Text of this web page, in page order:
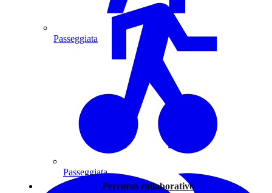
Passeggiata
Percorso collaborativo
Passeggiata